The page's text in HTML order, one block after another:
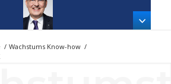
/ Wachstums Know-how /